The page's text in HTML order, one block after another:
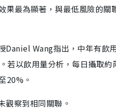
最為顯著，與最低風險的關
Wang指出，中年有飲
以飲用量分析，每日攝取約
20%。
觀察到相同關聯。